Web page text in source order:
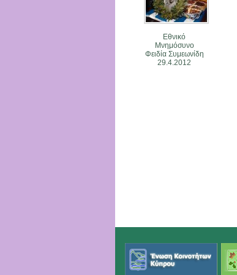
Εθνικό
Μνημόσυνο
Φειδία Συμεωνίδη
29.4.2012